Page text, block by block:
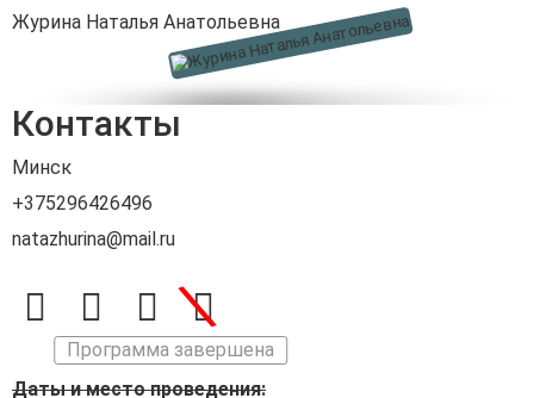
Журина Наталья Анатольевна
Контакты
Минск
+375296426496
natazhurina@mail.ru
\
Программа завершена
Даты и место проведения: